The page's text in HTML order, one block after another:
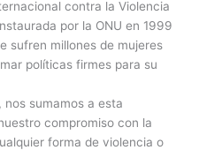
contra la Violencia
por la ONU en 1999
sufren millones de mujeres
políticas firmes para su
, nos sumamos a esta
compromiso con la
forma de violencia o